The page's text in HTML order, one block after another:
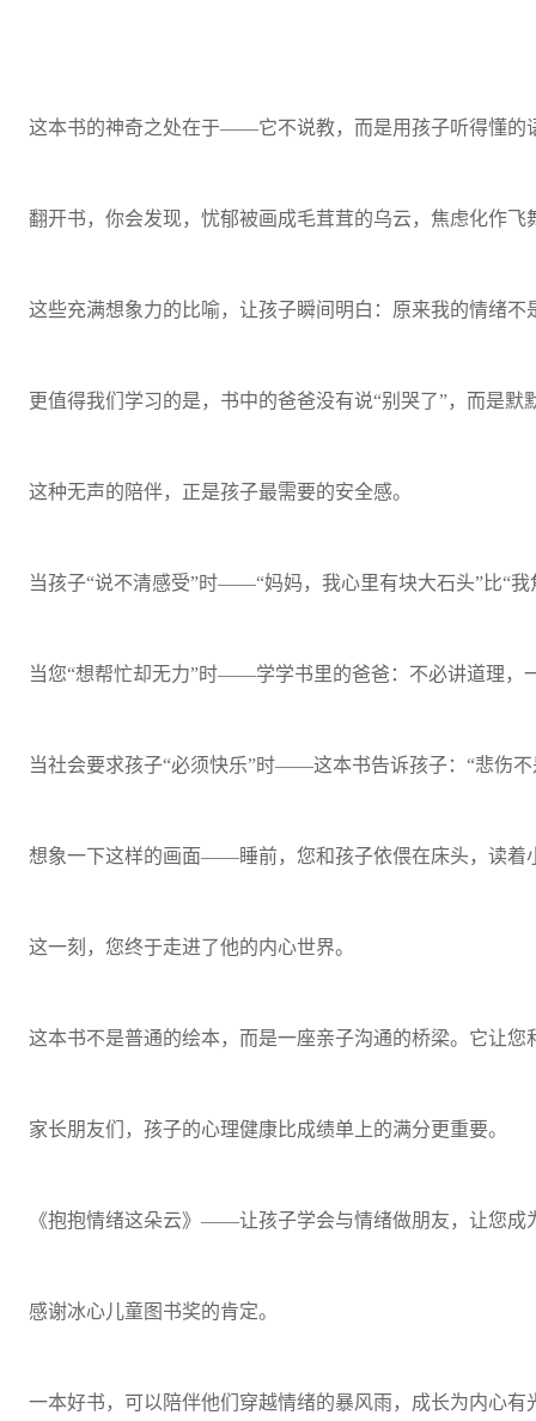
这本书的神奇之处在于——它不说教，而是用孩子听得懂的
翻开书，你会发现，忧郁被画成毛茸茸的乌云，焦虑化作
这些充满想象力的比喻，让孩子瞬间明白：原来我的情绪
更值得我们学习的是，书中的爸爸没有说“别哭了”，而是默
这种无声的陪伴，正是孩子最需要的安全感。
当孩子“说不清感受”时——“妈妈，我心里有块大石头”比“
当您“想帮忙却无力”时——学学书里的爸爸：不必讲道理，
当社会要求孩子“必须快乐”时——这本书告诉孩子：“悲伤
想象一下这样的画面——睡前，您和孩子依偎在床头，读着
这一刻，您终于走进了他的内心世界。
这本书不是普通的绘本，而是一座亲子沟通的桥梁。它让
家长朋友们，孩子的心理健康比成绩单上的满分更重要。
《抱抱情绪这朵云》——让孩子学会与情绪做朋友，让您成
感谢冰心儿童图书奖的肯定。
一本好书，可以陪伴他们穿越情绪的暴风雨，成长为内心有